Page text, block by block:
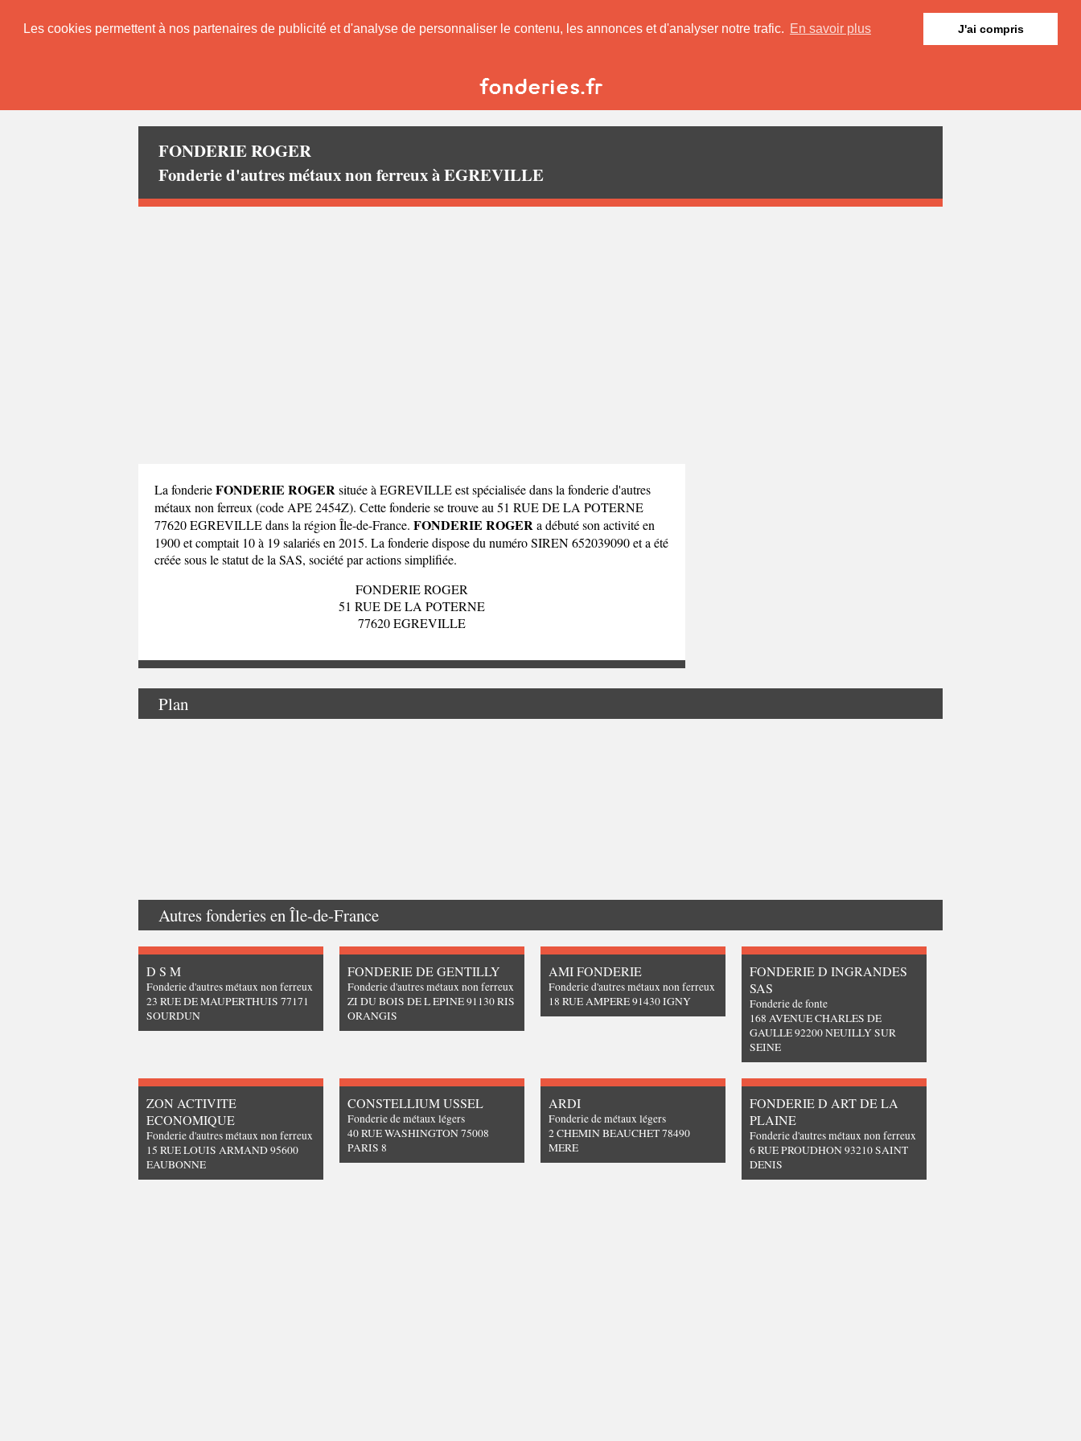
Les cookies permettent à nos partenaires de publicité et d'analyse de personnaliser le contenu, les annonces et d'analyser notre trafic. En savoir plus J'ai compris
FONDERIE ROGER
Fonderie d'autres métaux non ferreux à EGREVILLE
La fonderieFONDERIE ROGER située à EGREVILLE est spécialisée dans la fonderie d'autres
métaux non ferreux (code APE 2454Z). Cette fonderie se trouve au 51 RUE DE LA POTERNE
77620 EGREVILLE dans la région Île-de-France. FONDERIE ROGER a débuté son activité en
1900 et comptait 10 à 19 salariés en 2015. La fonderie dispose du numéro SIREN 652039090 et a été
créée sous le statut de la SAS, société par actions simplifiée.
FONDERIE ROGER
51 RUE DE LA POTERNE
77620 EGREVILLE
Plan
Autres fonderies en Île-de-France
D S M
Fonderie d'autres métaux non ferreux
23 RUE DE MAUPERTHUIS 77171
SOURDUN
FONDERIE DE GENTILLY
Fonderie d'autres métaux non ferreux
ZI DU BOIS DE L EPINE 91130 RIS
ORANGIS
AMI FONDERIE
Fonderie d'autres métaux non ferreux
18 RUE AMPERE 91430 IGNY
FONDERIE D INGRANDES
SAS
Fonderie de fonte
168 AVENUE CHARLES DE
GAULLE 92200 NEUILLY SUR
SEINE
ZON ACTIVITE
ECONOMIQUE
Fonderie d'autres métaux non ferreux
15 RUE LOUIS ARMAND 95600
EAUBONNE
CONSTELLIUM USSEL
Fonderie de métaux légers
40 RUE WASHINGTON 75008
PARIS 8
ARDI
Fonderie de métaux légers
2 CHEMIN BEAUCHET 78490
MERE
FONDERIE D ART DE LA
PLAINE
Fonderie d'autres métaux non ferreux
6 RUE PROUDHON 93210 SAINT
DENIS